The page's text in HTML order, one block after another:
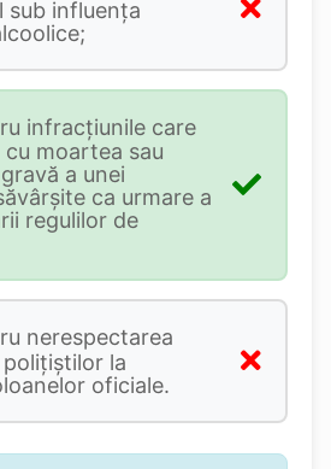
sub influenţa
infracţiunile care
moartea sau
a unei
ca urmare a
regulilor de
nerespectarea
la
oficiale.